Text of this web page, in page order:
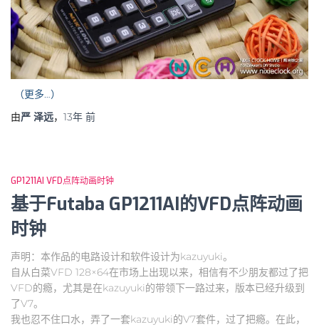
（更多…）
由严 泽远， 13年 前
GP1211AI VFD点阵动画时钟
基于Futaba GP1211AI的VFD点阵动画
时钟
声明：本作品的电路设计和软件设计为kazuyuki。
自从白菜VFD 128×64在市场上出现以来，相信有不少朋友都过了把
VFD的瘾，尤其是在kazuyuki的带领下一路过来，版本已经升级到
了V7。
我也忍不住口水，弄了一套kazuyuki的V7套件，过了把瘾。在此，